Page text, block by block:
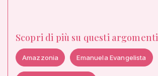
Scopri di più su questi argomenti
Amazzonia Emanuela Evangelista